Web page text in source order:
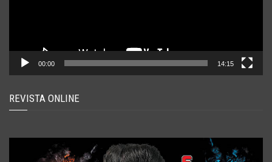
00:00 14:15
REVISTA ONLINE